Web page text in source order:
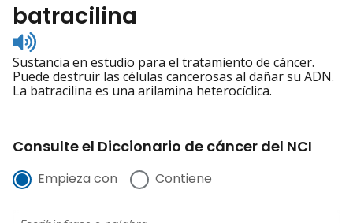
batracilina
Listen
to
pronunciation
Sustancia en estudio para el tratamiento de cáncer.
Puede destruir las células cancerosas al dañar su ADN.
La batracilina es una arilamina heterocíclica.
Consulte el Diccionario de cáncer del NCI
Empieza con Contiene